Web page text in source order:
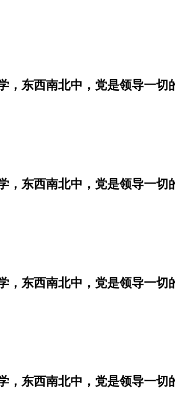
，东西南北中，党是领导一
，东西南北中，党是领导一
，东西南北中，党是领导一
，东西南北中，党是领导一